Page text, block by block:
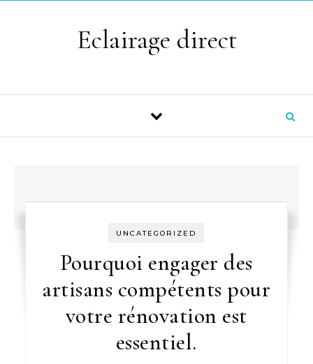
Eclairage direct
UNCATEGORIZED
Pourquoi engager des
artisans compétents pour
votre rénovation est
essentiel.